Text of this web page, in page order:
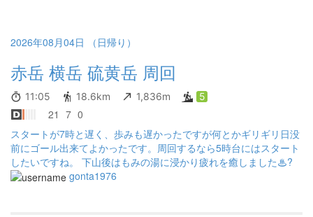
2026年08月04日 （日帰り）
赤岳 横岳 硫黄岳 周回
11:05 18.6km 1,836m 5
21 7 0
スタートが7時と遅く、歩みも遅かったですが何とかギリギリ日没
前にゴール出来てよかったです。周回するなら5時台にはスタート
したいですね。 下山後はもみの湯に浸かり疲れを癒しました♨?
gonta1976